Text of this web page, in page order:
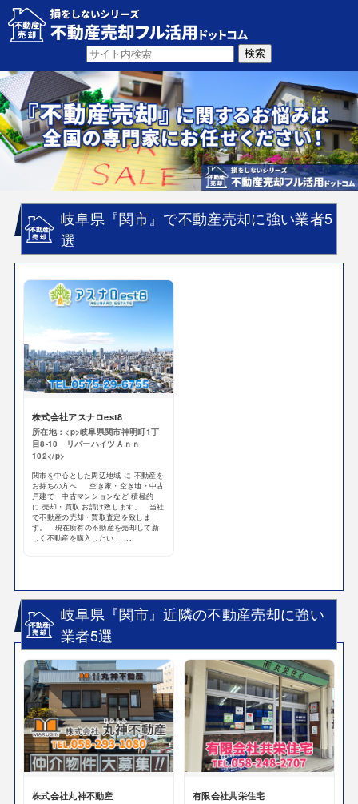
岐阜県『関市』で不動産売却に強い業者5
選
株式会社アスナロest8
所在地：<p>岐阜県関市神明町1丁
目8-10 リバーハイツＡｎｎ
102</p>
関市を中心とした周辺地域 に 不動産を
お持ちの方へ 空き家・空き地・中古
戸建て・中古マンションなど 積極的
に 売却・買取 お請け致します。 当社
で不動産の売却・買取査定を致しま
す。 現在所有の不動産を売却して新
しく不動産を購入したい！ ...
岐阜県『関市』近隣の不動産売却に強い
業者5選
株式会社丸神不動産 有限会社共栄住宅